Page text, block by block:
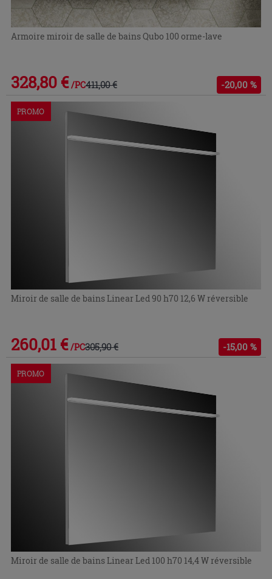
Armoire miroir de salle de bains Qubo 100 orme-lave
328,80 € /PC411,00 € -20,00 %
PROMO
Miroir de salle de bains Linear Led 90 h70 12,6 W réversible
260,01 € /PC305,90 € -15,00 %
PROMO
Miroir de salle de bains Linear Led 100 h70 14,4 W réversible